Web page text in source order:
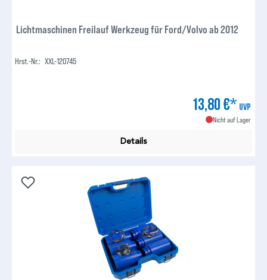
Lichtmaschinen Freilauf Werkzeug für Ford/Volvo ab 2012
Hrst.-Nr.: XXL-120745
13,80 €* UVP
Nicht auf Lager
Details